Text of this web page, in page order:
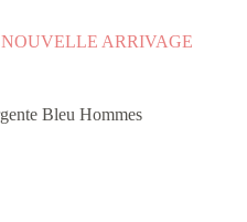
NOUVELLE ARRIVAGE